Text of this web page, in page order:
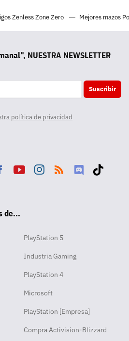
Zenless Zone Zero Mejores mazos
NUESTRA NEWSLETTER
Suscribir
política de privacidad
de...
PlayStation 5
Industria Gaming
PlayStation 4
Microsoft
PlayStation [Empresa]
Compra Activision-Blizzard